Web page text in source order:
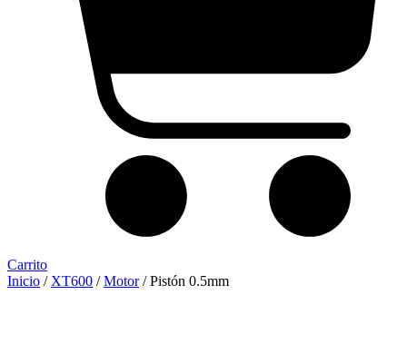
Carrito
Inicio / XT600 /Motor/ Pistón 0.5mm